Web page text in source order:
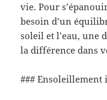
vie. Pour
besoin d’un
soleil et l’eau, une
la différence dans
### Ensoleillement